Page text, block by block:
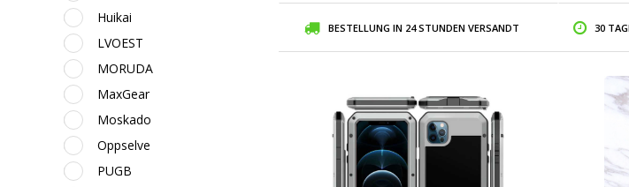
Huikai
LVOEST
MORUDA
MaxGear
Moskado
Oppselve
PUGB
BESTELLUNG IN 24 STUNDEN VERSANDT 30